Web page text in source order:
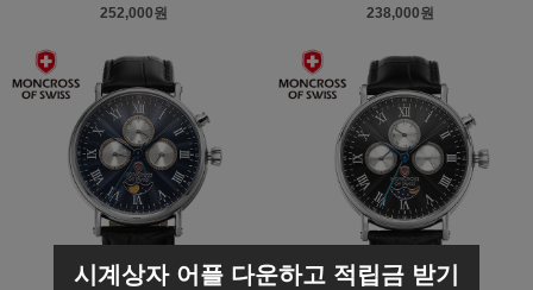
252,000원
238,000원
시계상자 어플 다운하고 적립금 받기